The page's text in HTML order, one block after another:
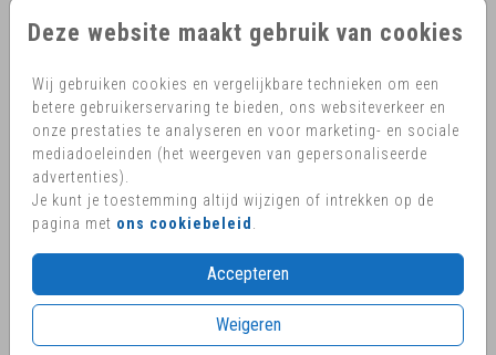
Deze website maakt gebruik van cookies
Wij gebruiken cookies en vergelijkbare technieken om een
betere gebruikerservaring te bieden, ons websiteverkeer en
onze prestaties te analyseren en voor marketing- en sociale
mediadoeleinden (het weergeven van gepersonaliseerde
advertenties).
Je kunt je toestemming altijd wijzigen of intrekken op de
pagina met ons cookiebeleid
Accepteren
Weigeren